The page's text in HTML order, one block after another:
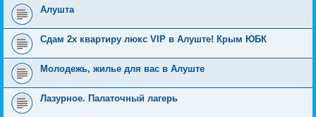
Алушта
Сдам 2х квартиру люкс VIP в Алуште! Крым ЮБК
Молодежь, жилье для вас в Алуште
Лазурное. Палаточный лагерь